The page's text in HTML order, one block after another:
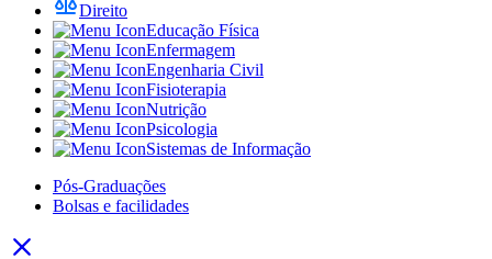
Direito
Educação Física
Enfermagem
Engenharia Civil
Fisioterapia
Nutrição
Psicologia
Sistemas de Informação
Pós-Graduações
Bolsas e facilidades